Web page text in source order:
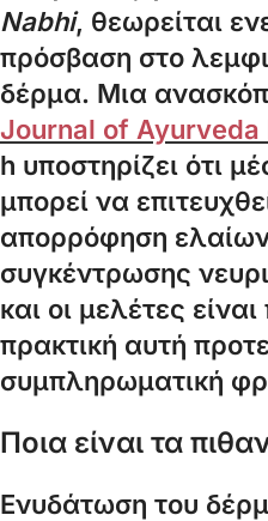
Nabhi, θεωρείται
πρόσβαση στο
δέρμα. Μια
Journal of Ayurveda
h υποστηρίζει ότι
μπορεί να
απορρόφηση
συγκέντρωσης
και οι μελέτες
πρακτική αυτή
συμπληρωματική
Ποια είναι τα
Ενυδάτωση του